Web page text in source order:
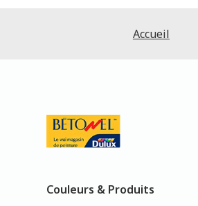
Accueil
Couleurs & Produits